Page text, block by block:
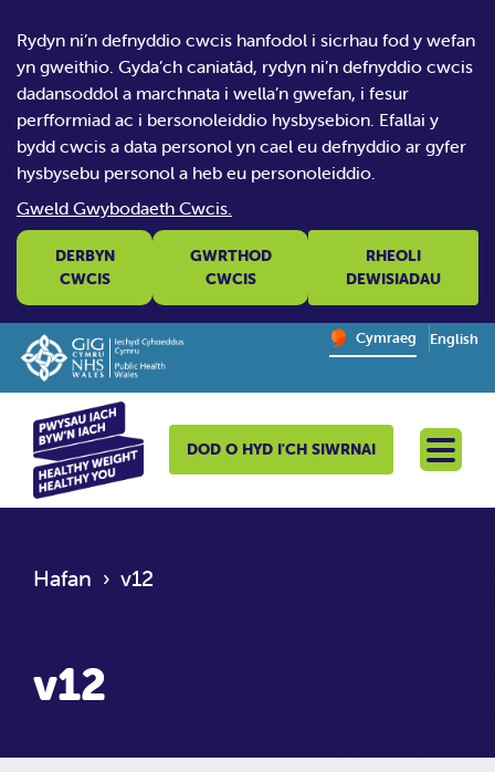
Rydyn ni’n defnyddio cwcis hanfodol i sicrhau fod y wefan
yn gweithio. Gyda’ch caniatâd, rydyn ni’n defnyddio cwcis
dadansoddol a marchnata i wella’n gwefan, i fesur
perfformiad ac i bersonoleiddio hysbysebion. Efallai y
bydd cwcis a data personol yn cael eu defnyddio ar gyfer
hysbysebu personol a heb eu personoleiddio.
Gweld Gwybodaeth Cwcis.
DERBYN
CWCIS
GWRTHOD
CWCIS
RHEOLI
DEWISIADAU
Change website
Cymraeg English
– Newid
DOD O HYD I'CH SIWRNAI
Hafan › v12
v12